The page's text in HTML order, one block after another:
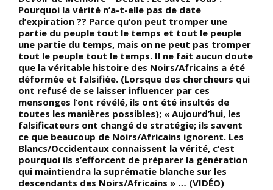
Pourquoi la vérité n’a-t-elle pas de date
d’expiration ?? Parce qu’on peut tromper une
partie du peuple tout le temps et tout le peuple
une partie du temps, mais on ne peut pas tromper
tout le peuple tout le temps. Il ne fait aucun doute
que la véritable histoire des Noirs/Africains a été
déformée et falsifiée. (Lorsque des chercheurs qui
ont refusé de se laisser influencer par ces
mensonges l’ont révélé, ils ont été insultés de
toutes les manières possibles); « Aujourd’hui, les
falsificateurs ont changé de stratégie; ils savent
ce que beaucoup de Noirs/Africains ignorent. Les
Blancs/Occidentaux connaissent la vérité, c’est
pourquoi ils s’efforcent de préparer la génération
qui maintiendra la suprématie blanche sur les
descendants des Noirs/Africains » … (VIDÉO)